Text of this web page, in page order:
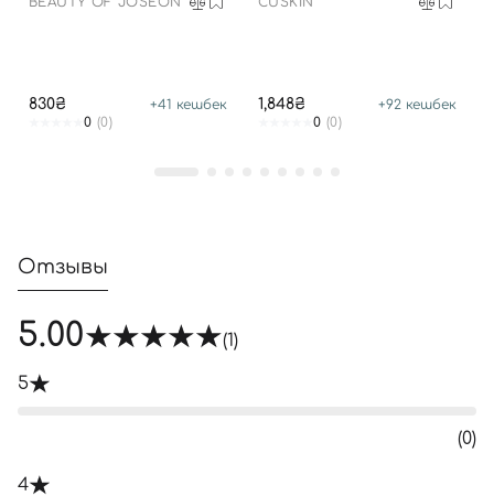
830₴ +41 кешбек
0 (0)
1,848₴ +92 кешбек
0 (0)
Отзывы
5.00 (1)
5
(0)
4